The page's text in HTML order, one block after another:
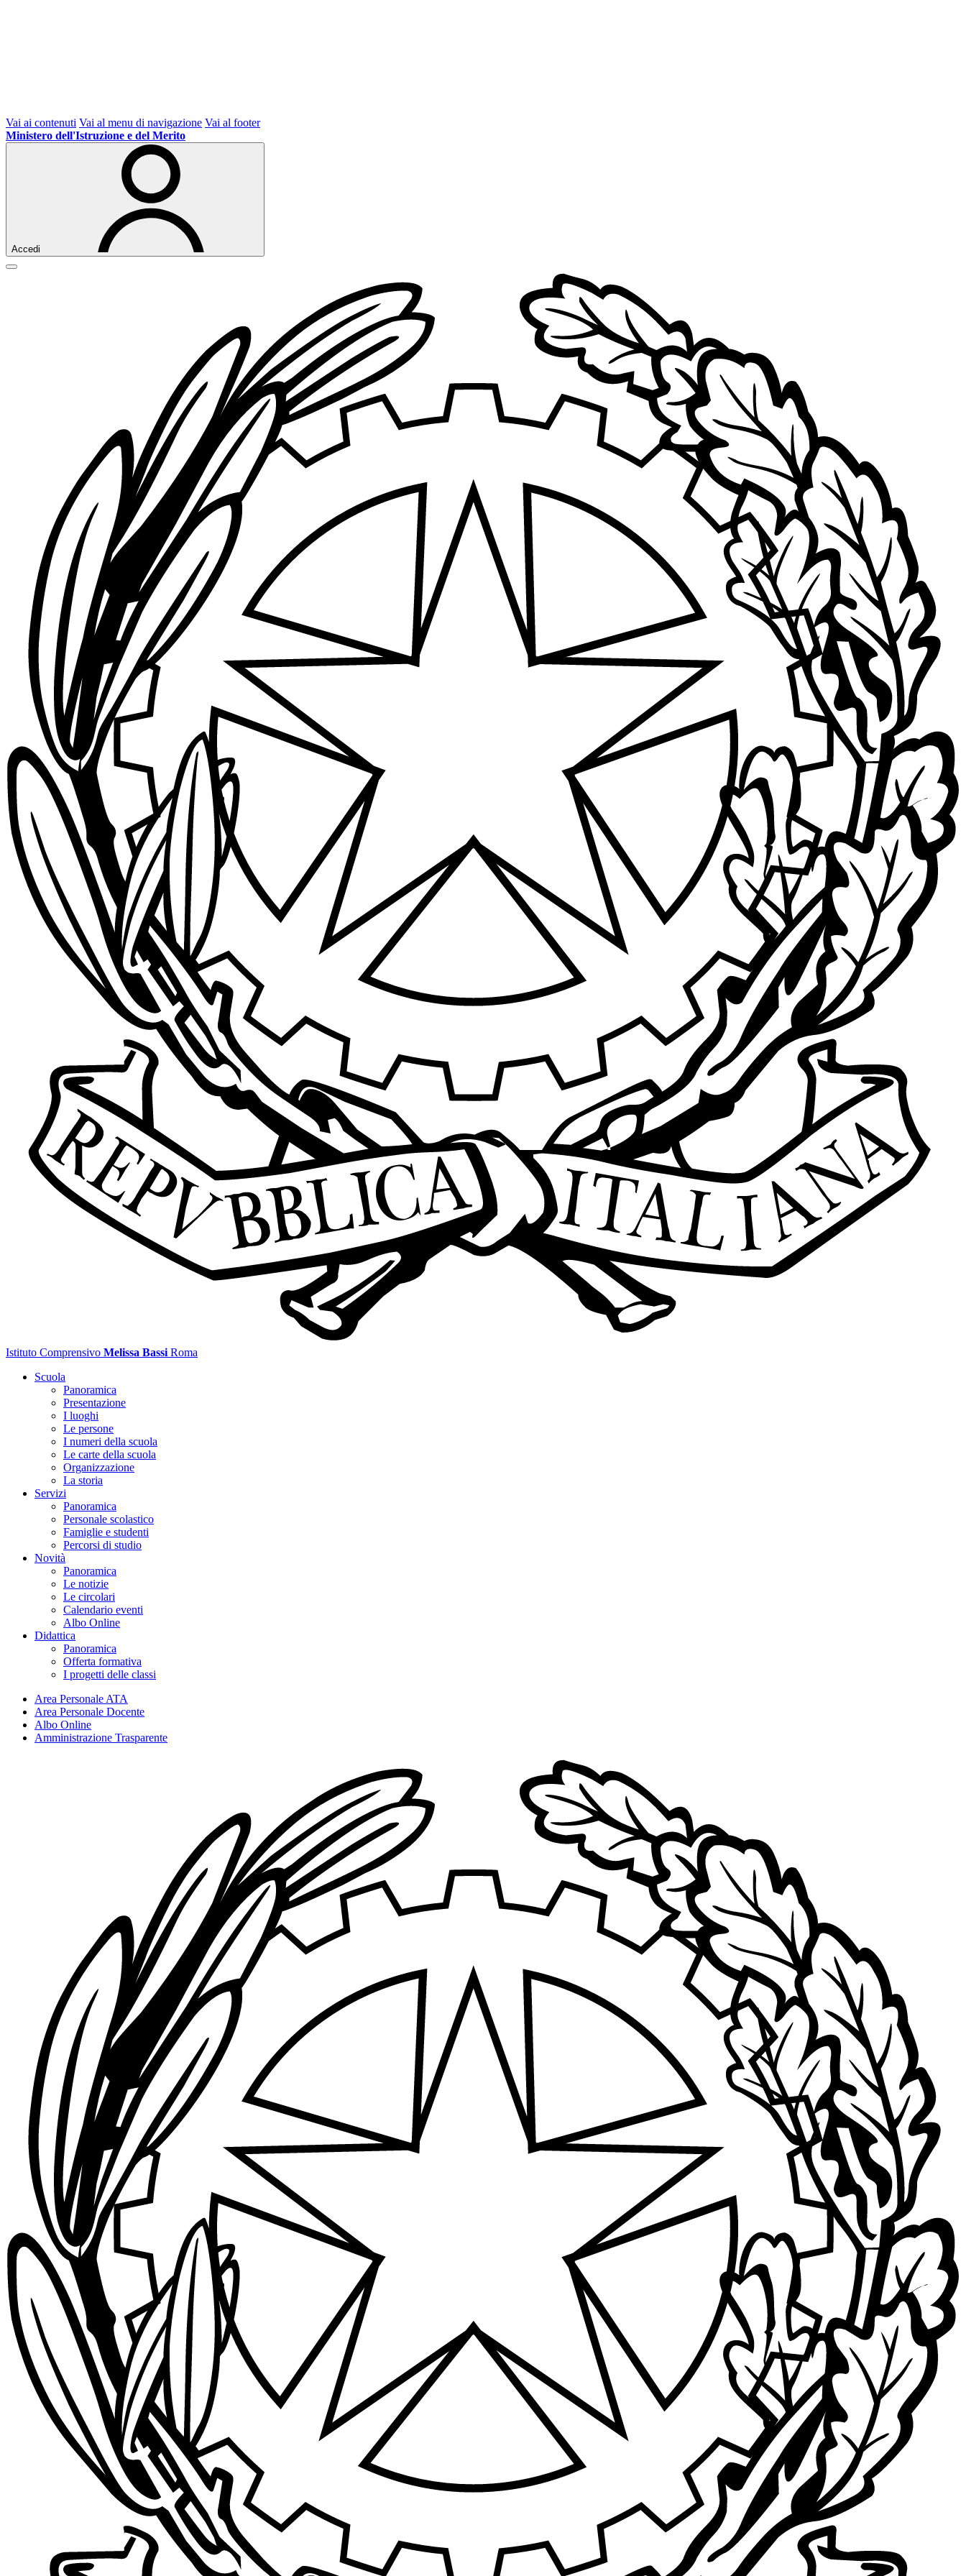
Vai ai contenuti Vai al menu di navigazione Vai al footer
Ministero dell'Istruzione e del Merito
Accedi
Istituto Comprensivo Melissa Bassi Roma
Scuola
Panoramica
Presentazione
I luoghi
Le persone
I numeri della scuola
Le carte della scuola
Organizzazione
La storia
Servizi
Panoramica
Personale scolastico
Famiglie e studenti
Percorsi di studio
Novità
Panoramica
Le notizie
Le circolari
Calendario eventi
Albo Online
Didattica
Panoramica
Offerta formativa
I progetti delle classi
Area Personale ATA
Area Personale Docente
Albo Online
Amministrazione Trasparente